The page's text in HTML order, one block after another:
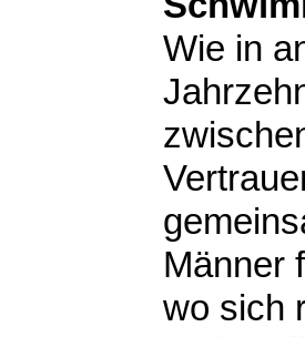
Wie in
Männer
wo sich